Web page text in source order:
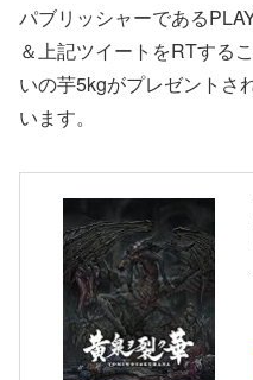
パブリッシャーである
＆上記ツイートをRTする
いの芋5kgがプレゼントさ
います。